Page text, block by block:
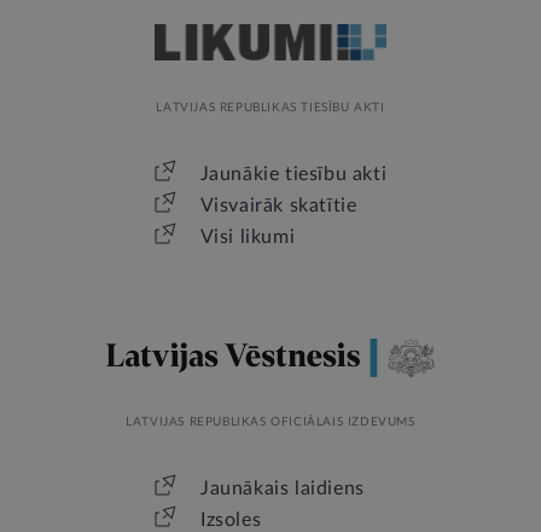
LATVIJAS REPUBLIKAS TIESĪBU AKTI
Jaunākie tiesību akti
Visvairāk skatītie
Visi likumi
LATVIJAS REPUBLIKAS OFICIĀLAIS IZDEVUMS
Jaunākais laidiens
Izsoles